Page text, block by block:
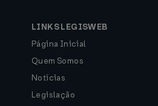
LINKS LEGISWEB
Página Inicial
Quem Somos
Notícias
Legislação